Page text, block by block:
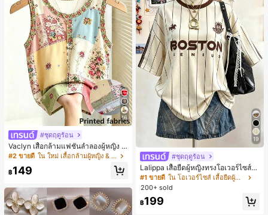
16
#ชุดฤดูร้อน
Vaclyn เสื้อกล้ามแฟชั่นลำลองผู้หญิง ล
ายแพตช์เวิร์ก แขนกุด คอกลม ติดกระดุ
#2 ขายดี ใน ใหม่ เสื้อกล้ามผู้หญิง & Camis
฿149
19
#ชุดฤดูร้อน
Lalippa เสื้อยืดผู้หญิงทรงโอเวอร์ไซส์ค
วามยาวกลาง คอกลม ไหล่ตก ลายพิมพ์
ตัวอักษรและลายทางแนวตั้ง สไตล์แฟชั่
นมินิมอล ของขวัญให้เพื่อน
#1 ขายดี
ใน โอเวอร์ไซส์ เสื้อยืดผู้หญิง
200+ sold
฿199